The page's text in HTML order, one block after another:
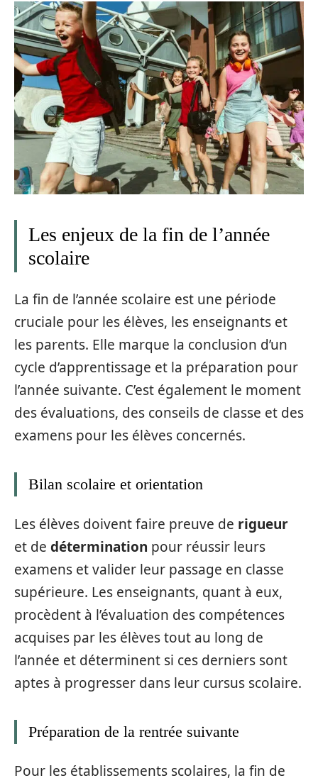
Les enjeux de la fin de l’année
scolaire
La fin de l’année scolaire est une période
cruciale pour les élèves, les enseignants et
les parents. Elle marque la conclusion d’un
cycle d’apprentissage et la préparation pour
l’année suivante. C’est également le moment
des évaluations, des conseils de classe et des
examens pour les élèves concernés.
Bilan scolaire et orientation
Les élèves doivent faire preuve de rigueur
et de détermination pour réussir leurs
examens et valider leur passage en classe
supérieure. Les enseignants, quant à eux,
procèdent à l’évaluation des compétences
acquises par les élèves tout au long de
l’année et déterminent si ces derniers sont
aptes à progresser dans leur cursus scolaire.
Préparation de la rentrée suivante
Pour les établissements scolaires, la fin de